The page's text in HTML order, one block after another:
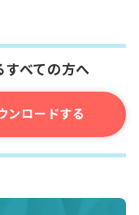
べての方へ
ンロードする